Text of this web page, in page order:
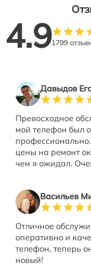
4.91799
Давыдов
Превосходное
мой телефон был
цены на ремонт
чем я ожидал.
Васильев
Отличное
оперативно и
телефон, теперь
новый!